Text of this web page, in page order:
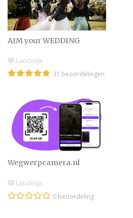
AIM your WEDDING
Landelijk
31 beoordelingen
Wegwerpcamera.nl
Landelijk
0 beoordeling